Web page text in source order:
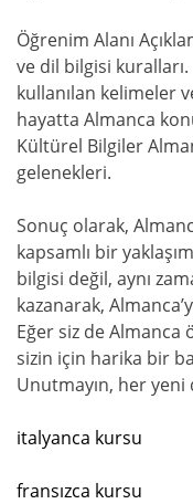
Öğrenim Alanı
ve dil bilgisi
kullanılan kelimeler
hayatta Almanca
Kültürel Bilgiler
gelenekleri.
Sonuç olarak,
kapsamlı bir
bilgisi değil, aynı
kazanarak,
Eğer siz de Almanca
sizin için harika bir
Unutmayın, her
italyanca kursu
fransızca kursu